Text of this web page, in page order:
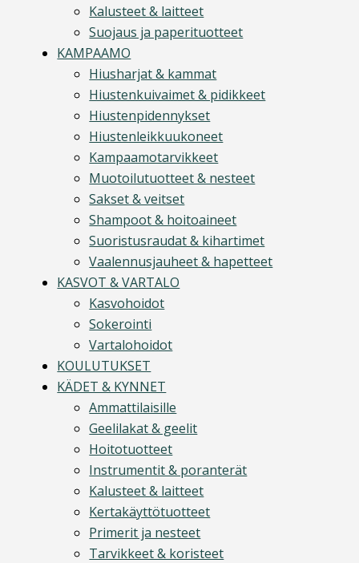
Kalusteet & laitteet
Suojaus ja paperituotteet
KAMPAAMO
Hiusharjat & kammat
Hiustenkuivaimet & pidikkeet
Hiustenpidennykset
Hiustenleikkuukoneet
Kampaamotarvikkeet
Muotoilutuotteet & nesteet
Sakset & veitset
Shampoot & hoitoaineet
Suoristusraudat & kihartimet
Vaalennusjauheet & hapetteet
KASVOT & VARTALO
Kasvohoidot
Sokerointi
Vartalohoidot
KOULUTUKSET
KÄDET & KYNNET
Ammattilaisille
Geelilakat & geelit
Hoitotuotteet
Instrumentit & poranterät
Kalusteet & laitteet
Kertakäyttötuotteet
Primerit ja nesteet
Tarvikkeet & koristeet